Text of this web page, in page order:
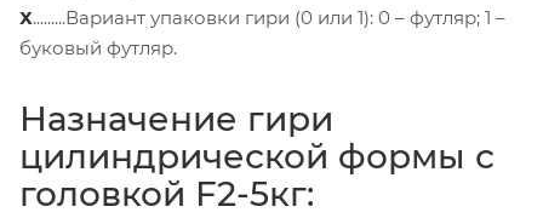
Х.........Вариант упаковки гири (0 или 1): 0 – футляр; 1 –
буковый футляр.
Назначение гири
цилиндрической формы с
головкой F2-5кг: